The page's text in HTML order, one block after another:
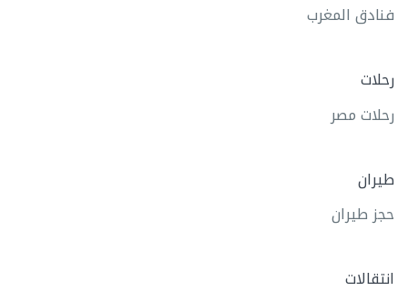
فنادق المغرب
رحلات
رحلات مصر
طيران
حجز طيران
انتقالات